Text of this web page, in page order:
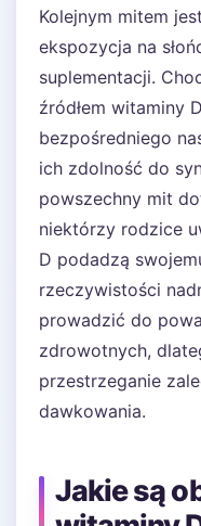
Kolejnym mitem
ekspozycja na
suplementacji.
źródłem witaminy
bezpośredniego
ich zdolność do
powszechny mit
niektórzy rodzice
D podadzą
rzeczywistości
prowadzić do
zdrowotnych,
przestrzeganie
dawkowania.
Jakie są